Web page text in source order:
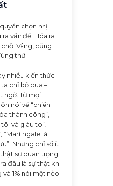
chọn nhị
vấn đề. Hóa ra
Vâng, cũng
thứ.
nhiều kiến thức
chỉ bỏ qua –
ngờ. Từ mọi
nói về “chiến
thành công”,
và giàu to”,
“Martingale là
Nhưng chỉ số ít
sự quan trọng
đâu là sự thật khi
1% nói một nẻo.